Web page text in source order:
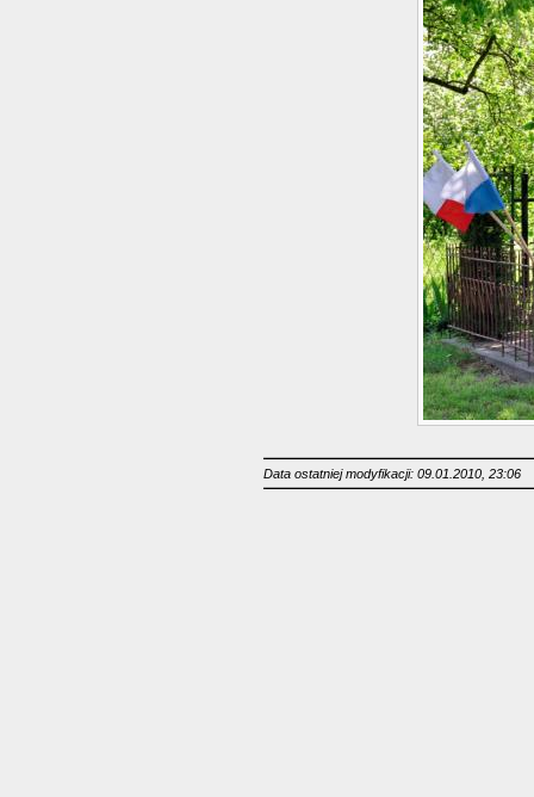
Data ostatniej modyfikacji: 09.01.2010, 23:06